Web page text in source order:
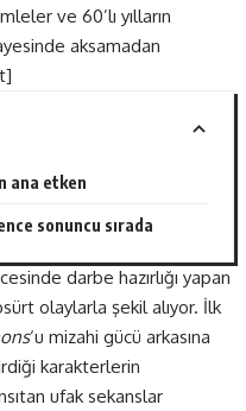
ve 60’lı yılların
aksamadan
ana etken
sonuncu sırada
darbe hazırlığı yapan
olaylarla şekil alıyor. İlk
‘u mizahi gücü arkasına
karakterlerin
ufak sekanslar